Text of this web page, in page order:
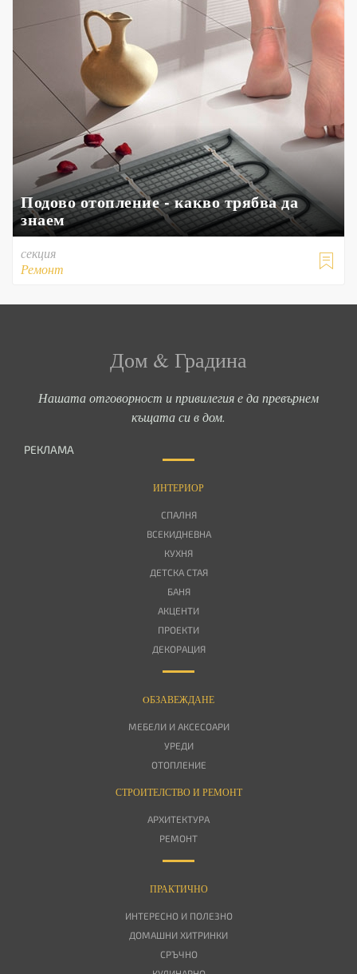
Подово отопление - какво трябва да
знаем

секция
Ремонт
Дом & Градина
Нашата отговорност и привилегия е да превърнем
къщата си в дом.
РЕКЛАМА
ИНТЕРИОР
СПАЛНЯ
ВСЕКИДНЕВНА
КУХНЯ
ДЕТСКА СТАЯ
БАНЯ
АКЦЕНТИ
ПРОЕКТИ
ДЕКОРАЦИЯ
OБЗАВЕЖДАНЕ
МЕБЕЛИ И АКСЕСОАРИ
УРЕДИ
ОТОПЛЕНИЕ
СТРОИТЕЛСТВО И РЕМОНТ
АРХИТЕКТУРА
РЕМОНТ
ПРАКТИЧНО
ИНТЕРЕСНО И ПОЛЕЗНО
ДОМАШНИ ХИТРИНКИ
СРЪЧНО